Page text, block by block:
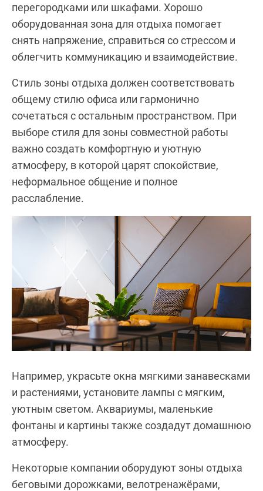
перегородками или шкафами. Хорошо
оборудованная зона для отдыха помогает
снять напряжение, справиться со стрессом и
облегчить коммуникацию и взаимодействие.
Стиль зоны отдыха должен соответствовать
общему стилю офиса или гармонично
сочетаться с остальным пространством. При
выборе стиля для зоны совместной работы
важно создать комфортную и уютную
атмосферу, в которой царят спокойствие,
неформальное общение и полное
расслабление.
Например, украсьте окна мягкими занавесками
и растениями, установите лампы с мягким,
уютным светом. Аквариумы, маленькие
фонтаны и картины также создадут домашнюю
атмосферу.
Некоторые компании оборудуют зоны отдыха
беговыми дорожками, велотренажёрами,